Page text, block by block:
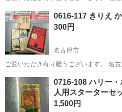
運営しています。 粗⼤ごみ等の減量を
スしています。 ★★★★★ ご自宅にある不要品を是非ジモティースポ
ットへお持...
愛知 名古屋市 カードゲーム
0616-117 きりえ
300円
名古屋市
ご覧いただき有り難うございます。 名古屋市とジモティーが連携して
運営しています。 粗⼤ごみ等の減量を
スしています。 ★★★★★ ご自宅にある不要品を是非ジモティースポ
ットへお持...
愛知 名古屋市 カードゲーム
0716-108 ハリー
人用スターターセ
1,500円